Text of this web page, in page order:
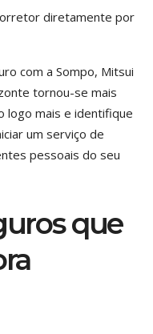
diretamente por
com a Sompo, Mitsui
tornou-se mais
logo mais e identifique
um serviço de
pessoais do seu
que